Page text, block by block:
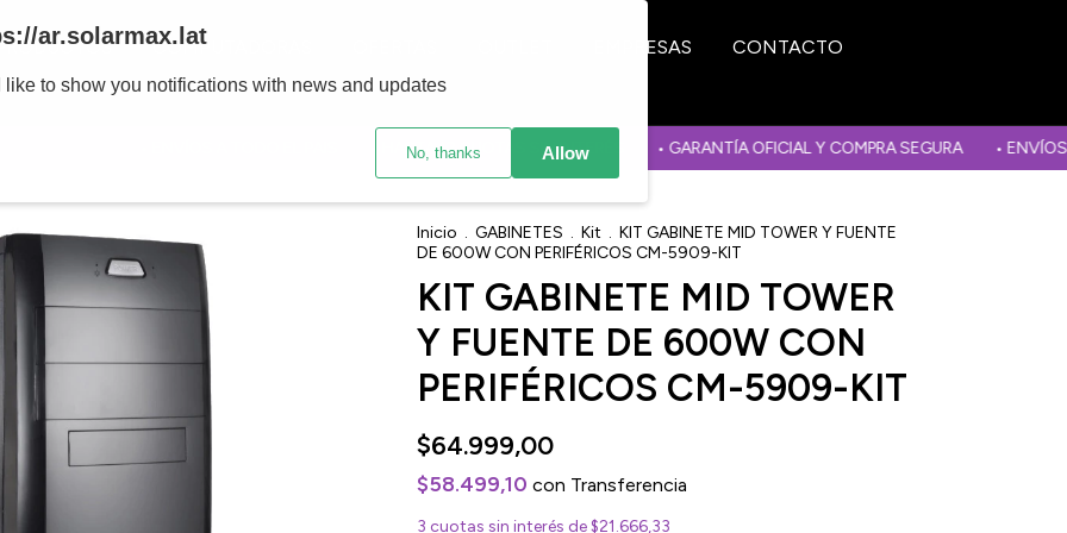
COMPUTADORAS EMPRESAS CONTACTO
• HASTA 12 CUOTAS SIN INTERÉS • GARANTÍA OFICIAL Y COMPRA SEGURA • ENVÍOS A
Inicio . GABINETES . Kit . KIT GABINETE MID TOWER Y FUENTE
DE 600W CON PERIFÉRICOS CM-5909-KIT
KIT GABINETE MID TOWER
Y FUENTE DE 600W CON
PERIFÉRICOS CM-5909-KIT
$64.999,00
$58.499,10 con Transferencia
3 cuotas sin interés de$21.666,33
ar.solarmax.lat
like to show you notifications with news and updates
No, thanks Allow